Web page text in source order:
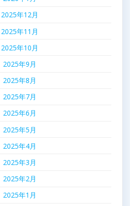
2025年12月
2025年11月
2025年10月
2025年9月
2025年8月
2025年7月
2025年6月
2025年5月
2025年4月
2025年3月
2025年2月
2025年1月